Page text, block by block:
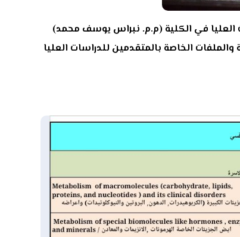
العليا في الكلية (م.م. نبراس يوسف محمد)
الخاصة بالمتقدمين للدراسات العليا